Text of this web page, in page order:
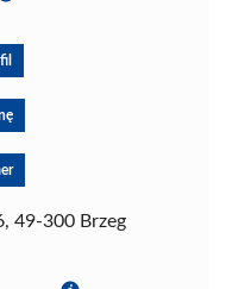
49-300 Brzeg